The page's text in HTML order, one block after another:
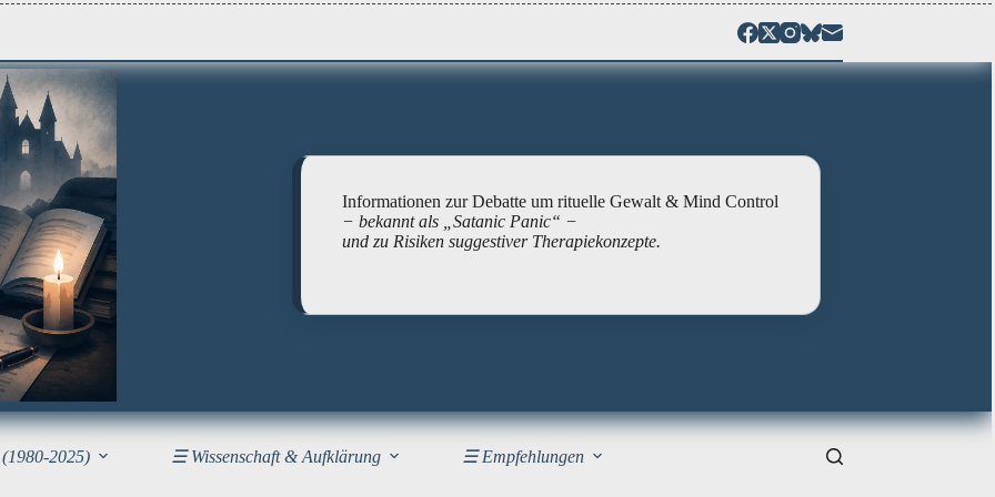
Informationen zur Debatte um rituelle Gewalt & Mind Control
− bekannt als
„Satanic Panic“ −
und zu Risiken suggestiver Therapiekonzepte.
2025) ☰ Wissenschaft & Aufklärung ☰ Empfehlungen